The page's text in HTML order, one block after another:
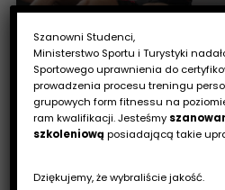
Trening funkcjonalny –
ciała i poprawę kondycji
ćwiczenia. Można śmiało
Szanowni Studenci,
Ministerstwo Sportu i Turystyki
Sportowego uprawnienia do
prowadzenia procesu treningu
grupowych form fitnessu na
ram kwalifikacji. Jesteśmy
szkoleniową posiadającą takie
Dziękujemy, że wybraliście jakość.